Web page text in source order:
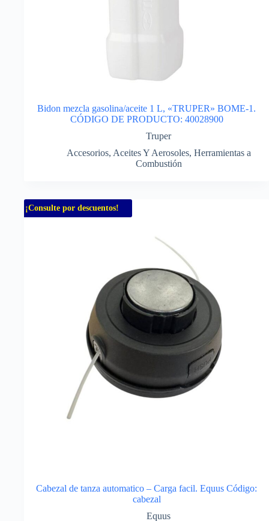
Bidon mezcla gasolina/aceite 1 L, «TRUPER» BOME-1.
CÓDIGO DE PRODUCTO: 40028900
Truper
Accesorios, Aceites Y Aerosoles, Herramientas a
Combustión
¡Consulte por descuentos!
Cabezal de tanza automatico – Carga facil. Equus Código:
cabezal
Equus